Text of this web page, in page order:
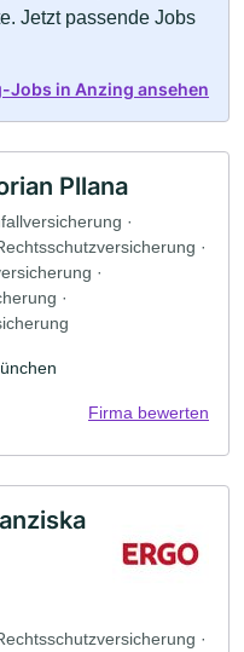
Jetzt passende Jobs
in Anzing ansehen
Pllana
·
·
·
·
Firma bewerten
·